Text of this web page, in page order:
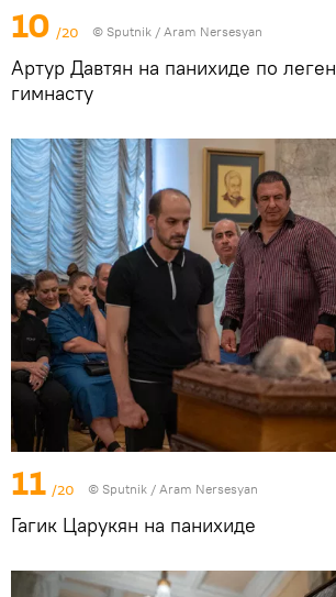
10 /20 © Sputnik / Aram Nersesyan
Артур Давтян на панихиде по
гимнасту
11 /20 © Sputnik / Aram Nersesyan
Гагик Царукян на панихиде